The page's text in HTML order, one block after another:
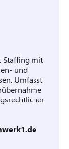
Staffing mit
und
Umfasst